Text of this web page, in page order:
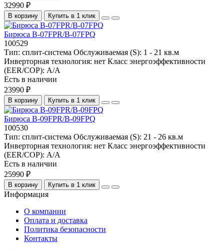
32990 ₽
В корзину Купить в 1 клик
Бирюса B-07FPR/B-07FPQ
100529
Тип: сплит-система Обслуживаемая (S): 1 - 21 кв.м
Инверторная технология: нет Класс энергоэффективности
(EER/COP): A/A
Есть в наличии
23990 ₽
В корзину Купить в 1 клик
Бирюса B-09FPR/B-09FPQ
100530
Тип: сплит-система Обслуживаемая (S): 21 - 26 кв.м
Инверторная технология: нет Класс энергоэффективности
(EER/COP): A/A
Есть в наличии
25990 ₽
В корзину Купить в 1 клик
Информация
О компании
Оплата и доставка
Политика безопасности
Контакты